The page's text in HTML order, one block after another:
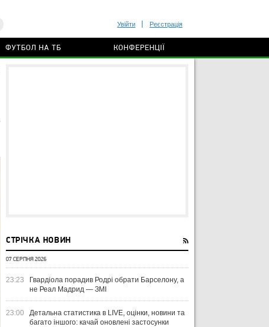
Увійти Реєстрація
ФУТБОЛ НА ТБ КОНФЕРЕНЦІЇ
СТРІЧКА НОВИН
07 СЕРПНЯ 2026
23:23
Гвардіола порадив Родрі обрати Барселону, а
не Реал Мадрид — ЗМІ
23:00
Детальна статистика в LIVE, оцінки, новини та
багато іншого: качай оновлені застосунки